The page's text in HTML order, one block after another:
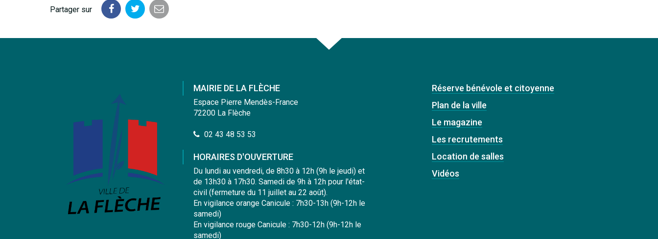
Partager sur
PartagerPartagerPartager
MAIRIE DE LA FLÈCHE
Espace Pierre Mendès-France
72200 La Flèche
02 43 48 53 53
HORAIRES D'OUVERTURE
Du lundi au vendredi, de 8h30 à 12h (9h le jeudi) et
de 13h30 à 17h30. Samedi de 9h à 12h pour l'état-
civil (fermeture du 11 juillet au 22 août).
En vigilance orange Canicule : 7h30-13h (9h-12h le
samedi)
En vigilance rouge Canicule : 7h30-12h (9h-12h le
samedi)
Réserve bénévole et citoyenne
Plan de la ville
Le magazine
Les recrutements
Location de salles
Vidéos